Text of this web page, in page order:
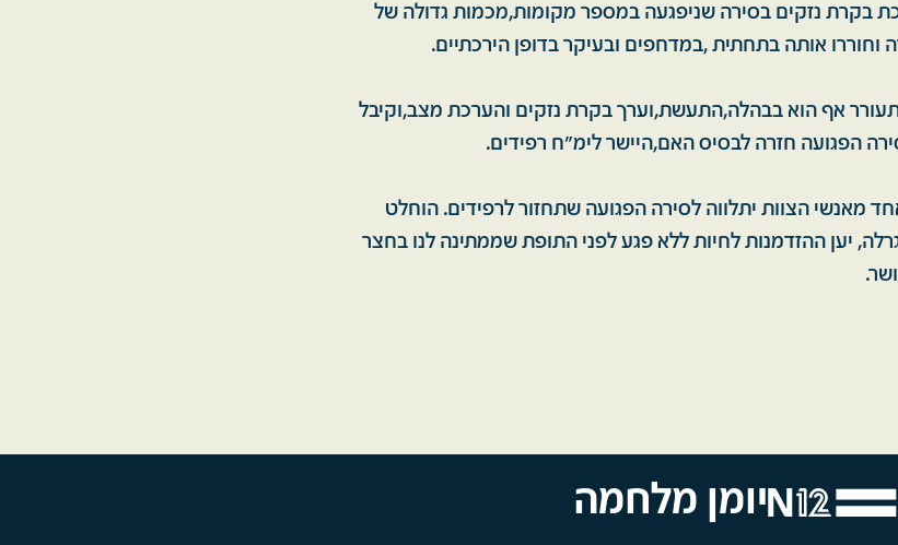
בקרת נזקים בסירה שניפגעה במספר מקומות,מכמות גדולה של
וחוררו אותה בתחתית ,במדחפים ובעיקר בדופן הירכתיים.
אף הוא בבהלה,התעשת,וערך בקרת נזקים והערכת מצב,וקיבל
הפגועה חזרה לבסיס האם,היישר לימ"ח רפידים.
מאנשי הצוות יתלווה לסירה הפגועה שתחזור לרפידים. הוחלט
יען ההזדמנות לחיות ללא פגע לפני התופת שממתינה לנו בחצר
יומן מלחמה